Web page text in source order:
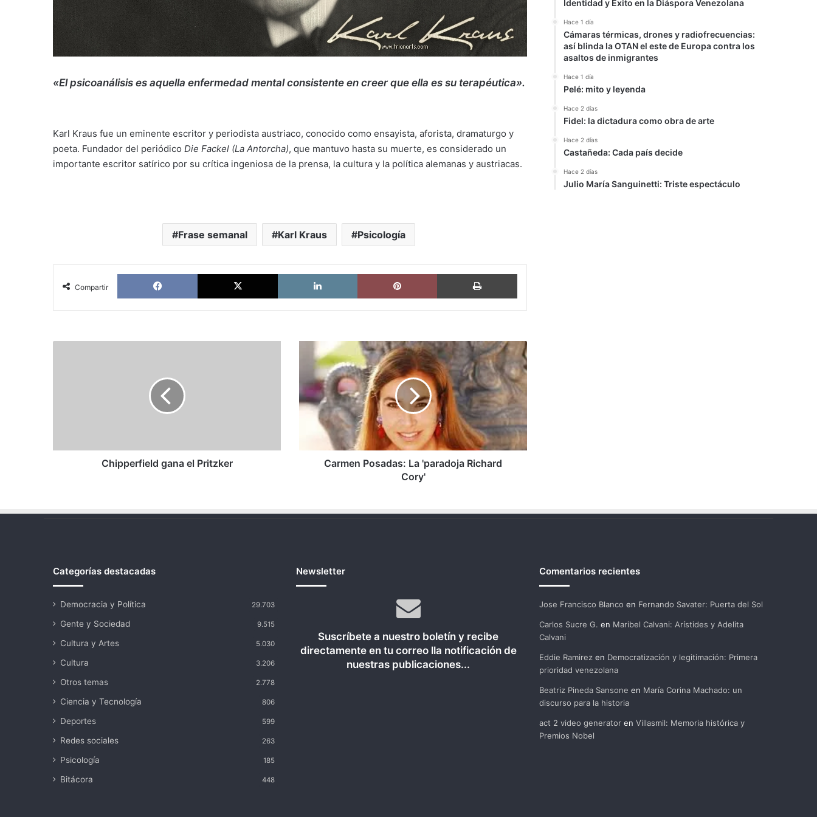
«El psicoanálisis es aquella enfermedad mental consistente en creer que ella es su terapéutica».
Karl Kraus fue un eminente escritor y periodista austriaco, conocido como ensayista, aforista, dramaturgo y
poeta. Fundador del periódico Die Fackel (La Antorcha), que mantuvo hasta su muerte, es considerado un
importante escritor satírico por su crítica ingeniosa de la prensa, la cultura y la política alemanas y austriacas.
Frase semanal Karl Kraus Psicología
Compartir
Facebook X LinkedIn Pinterest Imprimir
Chipperfield gana el Pritzker
Posadas:
'paradoja
Richard
Cory'
Carmen Posadas: La 'paradoja Richard
Cory'
Identidad y Éxito en la Diáspora Venezolana
Hace 1 día
Cámaras térmicas, drones y radiofrecuencias:
así blinda la OTAN el este de Europa contra los
asaltos de inmigrantes
Hace 1 día
Pelé: mito y leyenda
Hace 2 días
Fidel: la dictadura como obra de arte
Hace 2 días
Castañeda: Cada país decide
Hace 2 días
Julio María Sanguinetti: Triste espectáculo
Categorías destacadas
Democracia y Política 29.703
Gente y Sociedad 9.515
Cultura y Artes 5.030
Cultura 3.206
Otros temas 2.778
Ciencia y Tecnología 806
Deportes 599
Redes sociales 263
Psicología 185
Bitácora 448
Newsletter
Suscríbete a nuestro boletín y recibe
directamente en tu correo lla notificación de
nuestras publicaciones...
Comentarios recientes
Jose Francisco Blanco en Fernando Savater: Puerta del Sol
Carlos Sucre G. en Maribel Calvani: Arístides y Adelita
Calvani
Eddie Ramirezen Democratización y legitimación: Primera
prioridad venezolana
Beatriz Pineda Sansone en María Corina Machado: un
discurso para la historia
act 2 video generatoren Villasmil: Memoria histórica y
Premios Nobel